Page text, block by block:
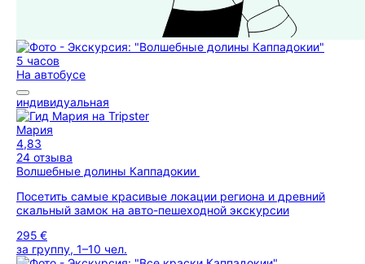
5 часов
На автобусе
индивидуальная
Мария
4,83
24 отзыва
Волшебные долины Каппадокии
Посетить самые красивые локации региона и древний
скальный замок на авто-пешеходной экскурсии
295 €
за группу, 1–10 чел.